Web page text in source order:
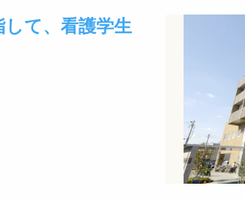
て、看護学生